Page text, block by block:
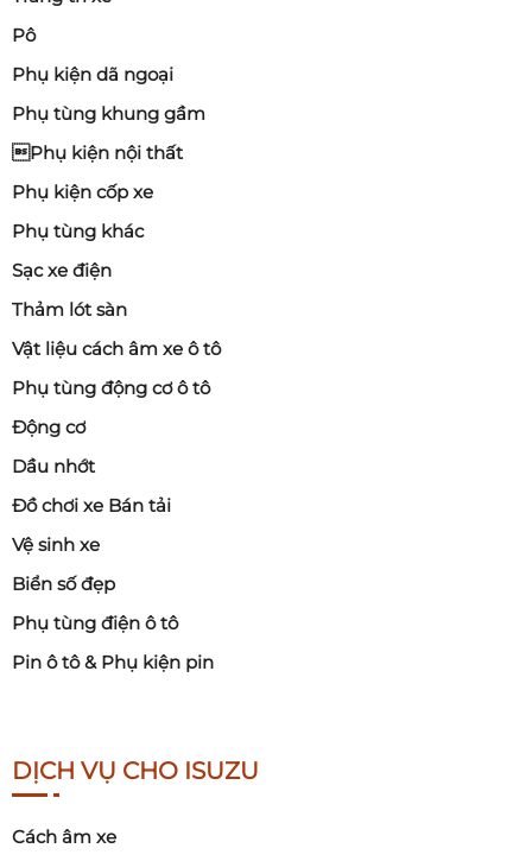
Pô
Phụ kiện dã ngoại
Phụ tùng khung gầm
Phụ kiện nội thất
Phụ kiện cốp xe
Phụ tùng khác
Sạc xe điện
Thảm lót sàn
Vật liệu cách âm xe ô tô
Phụ tùng động cơ ô tô
Động cơ
Dầu nhớt
Đồ chơi xe Bán tải
Vệ sinh xe
Biển số đẹp
Phụ tùng điện ô tô
Pin ô tô & Phụ kiện pin
DỊCH VỤ CHO ISUZU
Cách âm xe